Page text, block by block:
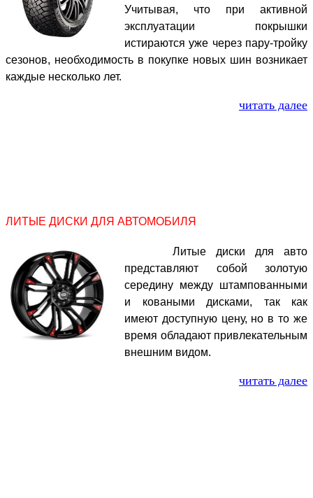
Учитывая, что при активной
эксплуатации покрышки
истираются уже через пару-тройку
сезонов, необходимость в покупке новых шин возникает
каждые несколько лет.
читать далее
ЛИТЫЕ ДИСКИ ДЛЯ АВТОМОБИЛЯ
Литые диски для авто
представляют собой золотую
середину между штампованными
и коваными дисками, так как
имеют доступную цену, но в то же
время обладают привлекательным
внешним видом.
читать далее